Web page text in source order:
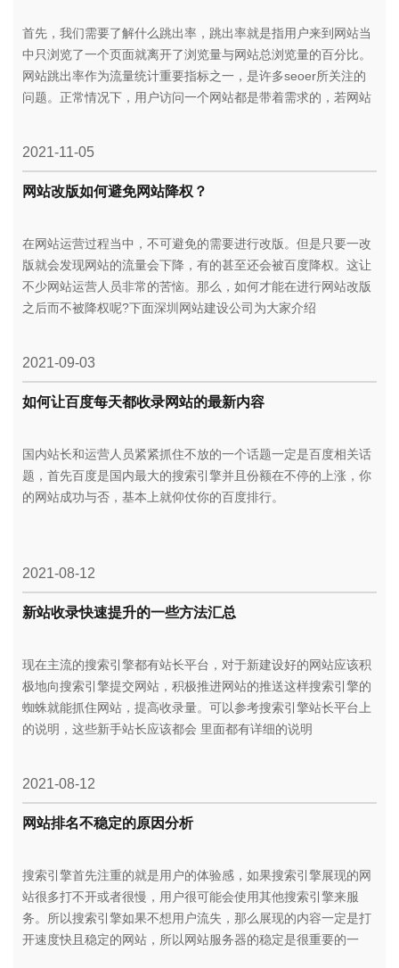
首先，我们需要了解什么跳出率，跳出率就是指用户来到网站当
中只浏览了一个页面就离开了浏览量与网站总浏览量的百分比。
网站跳出率作为流量统计重要指标之一，是许多seoer所关注的
问题。正常情况下，用户访问一个网站都是带着需求的，若网站
2021-11-05
网站改版如何避免网站降权？
在网站运营过程当中，不可避免的需要进行改版。但是只要一改
版就会发现网站的流量会下降，有的甚至还会被百度降权。这让
不少网站运营人员非常的苦恼。那么，如何才能在进行网站改版
之后而不被降权呢?下面深圳网站建设公司为大家介绍
2021-09-03
如何让百度每天都收录网站的最新内容
国内站长和运营人员紧紧抓住不放的一个话题一定是百度相关话
题，首先百度是国内最大的搜索引擎并且份额在不停的上涨，你
的网站成功与否，基本上就仰仗你的百度排行。
2021-08-12
新站收录快速提升的一些方法汇总
现在主流的搜索引擎都有站长平台，对于新建设好的网站应该积
极地向搜索引擎提交网站，积极推进网站的推送这样搜索引擎的
蜘蛛就能抓住网站，提高收录量。可以参考搜索引擎站长平台上
的说明，这些新手站长应该都会 里面都有详细的说明
2021-08-12
网站排名不稳定的原因分析
搜索引擎首先注重的就是用户的体验感，如果搜索引擎展现的网
站很多打不开或者很慢，用户很可能会使用其他搜索引擎来服
务。所以搜索引擎如果不想用户流失，那么展现的内容一定是打
开速度快且稳定的网站，所以网站服务器的稳定是很重要的一